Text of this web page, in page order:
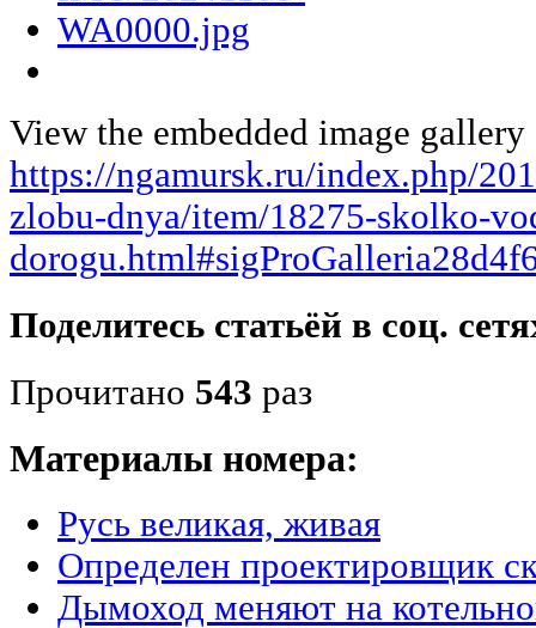
View the embedded image
https://ngamursk.ru/index.php/
zlobu-dnya/item/18275-skolko-
Поделитесь статьёй в соц.
Прочитано 543 раз
Материалы номера:
Русь великая, живая
Определен проектировщик
Дымоход меняют на